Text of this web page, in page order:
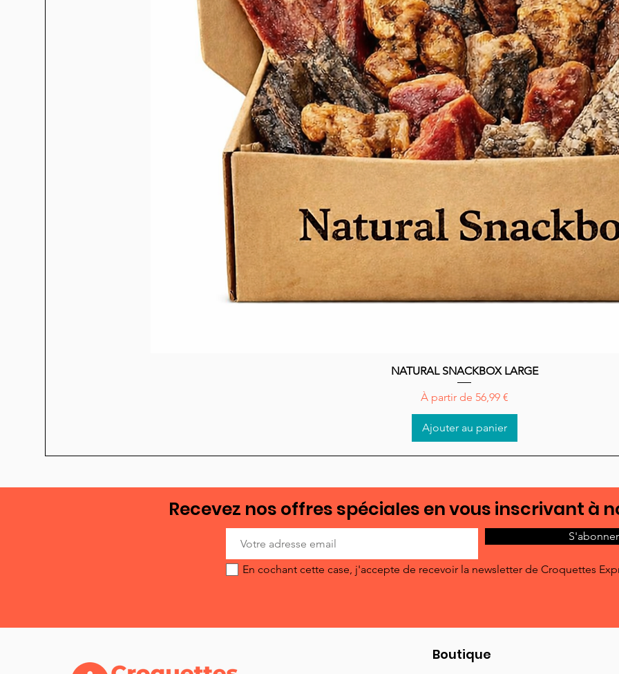
12,5. Additifs zootechniques : Enterococcus faecium NCIMB10415 :
600x10^6 UFC.
Aperçu rapide
NATURAL SNACKBOX LARGE
À partir de 56,99 €
Prix promotionnel
Ajouter au panier
Recevez nos offres spéciales en vous inscrivant à
S'abonner
En cochant cette case, j'accepte de recevoir la newsletter de Croquettes
Boutique